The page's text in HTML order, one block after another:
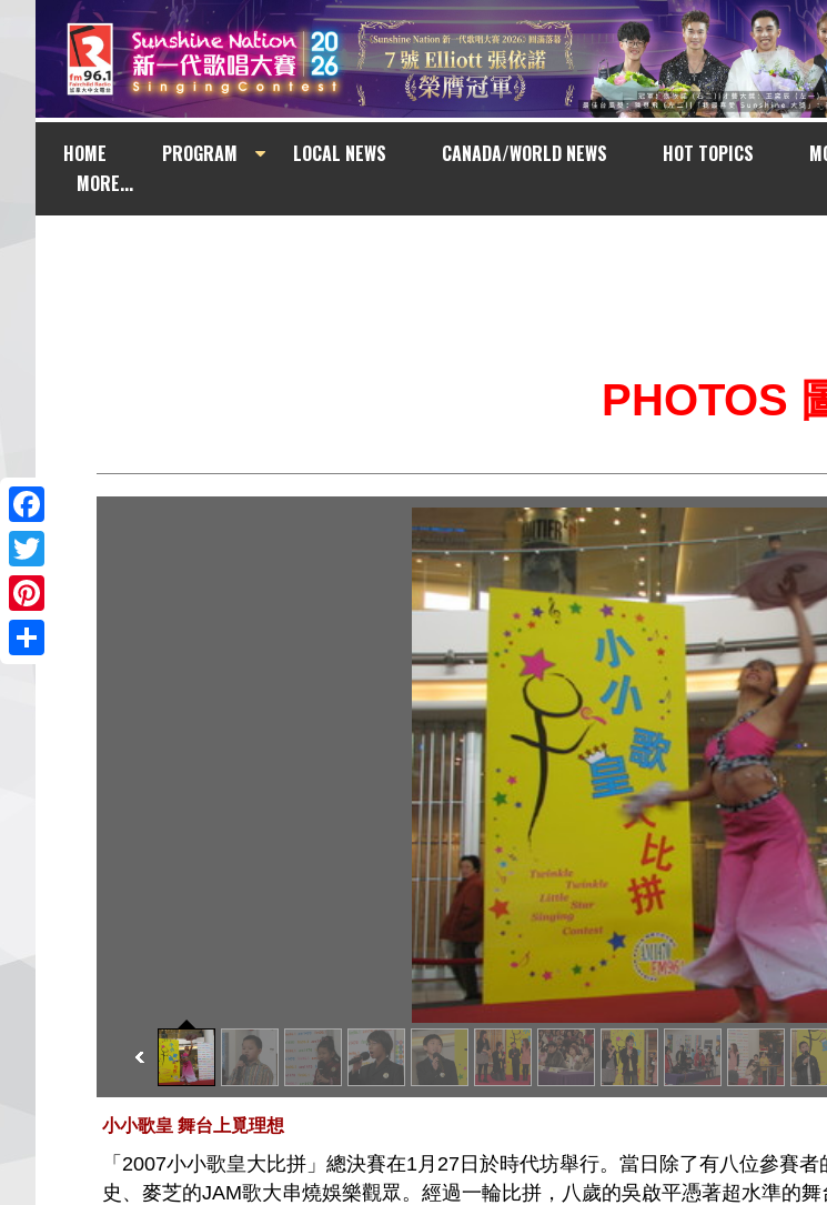
HOME PROGRAM LOCAL NEWS CANADA/WORLD NEWS HOT TOPICS
MORE...
Facebook
Twitter
Pinterest
PHOTOS
小小歌皇 舞台上覓理想
「2007小小歌皇大比拼」總決賽在1月27日於時代坊舉行。當日除了有八位參賽
史、麥芝的JAM歌大串燒娛樂觀眾。經過一輪比拼，八歲的吳啟平憑著超水準的